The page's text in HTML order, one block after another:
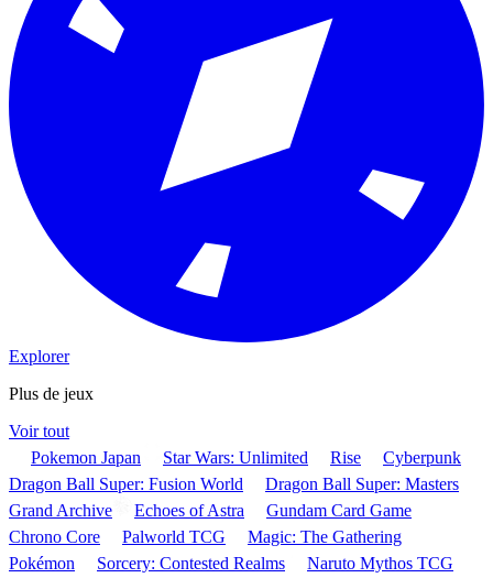
Explorer
Plus de jeux
Voir tout
Pokemon Japan
Star Wars: Unlimited Rise
Cyberpunk
Dragon Ball Super: Fusion World
Dragon Ball Super: Masters
Grand Archive
Echoes of Astra
Gundam Card Game
Chrono Core
Palworld TCG
Magic: The Gathering
Pokémon
Sorcery: Contested Realms
Naruto Mythos TCG